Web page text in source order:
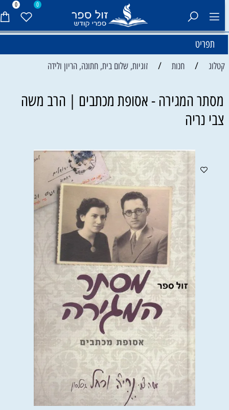
0 0
תפריט
קטלוג / חנות / זוגיות, שלום בית, חתונה, הריון ולידה
מסתר המגירה - אסופת מכתבים | הרב משה
צבי נריה